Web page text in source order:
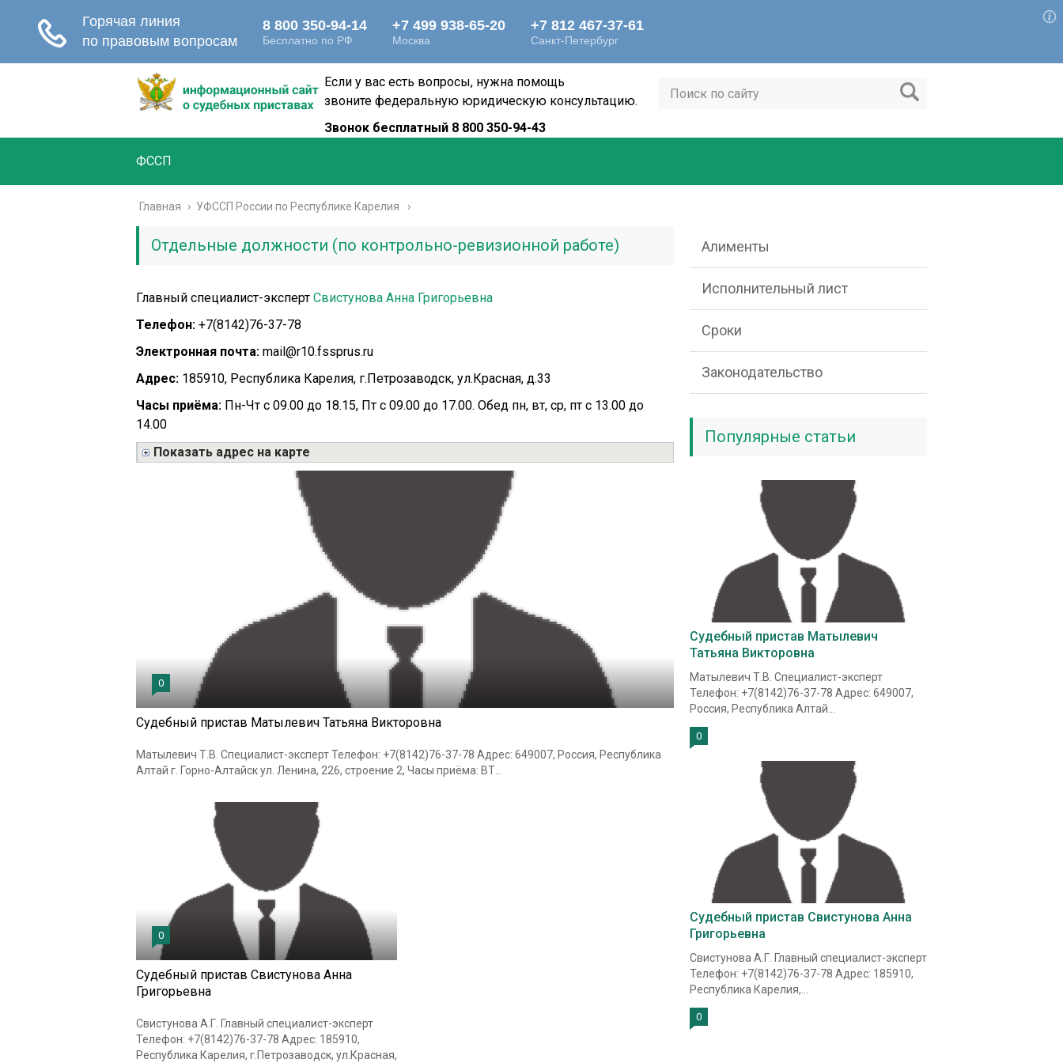
Если у вас есть вопросы, нужна помощь
звоните федеральную юридическую консультацию.
Звонок бесплатный 8 800 350-94-43
ФССП
Главная › УФССП России по Республике Карелия
Отдельные должности (по контрольно-ревизионной работе)
Главный специалист-эксперт Свистунова Анна Григорьевна
Телефон: +7(8142)76-37-78
Электронная почта: mail@r10.fssprus.ru
Адрес: 185910, Республика Карелия, г.Петрозаводск, ул.Красная, д.33
Часы приёма: Пн-Чт с 09.00 до 18.15, Пт с 09.00 до 17.00. Обед пн, вт, ср, пт с 13.00 до
14.00
Показать адрес на карте
0
Судебный пристав Матылевич Татьяна Викторовна
Матылевич Т.В. Специалист-эксперт Телефон: +7(8142)76-37-78 Адрес: 649007, Россия, Республика
Алтай г. Горно-Алтайск ул. Ленина, 226, строение 2, Часы приёма: ВТ...
0
Судебный пристав Свистунова Анна
Григорьевна
Свистунова А.Г. Главный специалист-эксперт
Телефон: +7(8142)76-37-78 Адрес: 185910,
Республика Карелия, г.Петрозаводск, ул.Красная,
Алименты
Исполнительный лист
Сроки
Законодательство
Популярные статьи
Судебный пристав Матылевич
Татьяна Викторовна
Матылевич Т.В. Специалист-эксперт
Телефон: +7(8142)76-37-78 Адрес: 649007,
Россия, Республика Алтай...
0
Судебный пристав Свистунова Анна
Григорьевна
Свистунова А.Г. Главный специалист-эксперт
Телефон: +7(8142)76-37-78 Адрес: 185910,
Республика Карелия,...
0